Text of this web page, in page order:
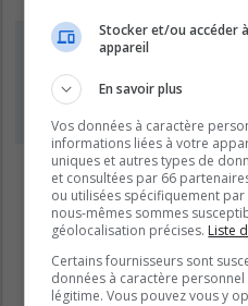
Information
Vous ne pouvez pas effectuer de
Stocker et/ou accéder
appareil
En savoir plus
Vos données à caractère
informations liées à votre
uniques et autres types de
et consultées par 66
ou utilisées spécifiquement
nous-mêmes sommes
géolocalisation précises. Liste
Certains fournisseurs sont
données à caractère
légitime. Vous pouvez vous y